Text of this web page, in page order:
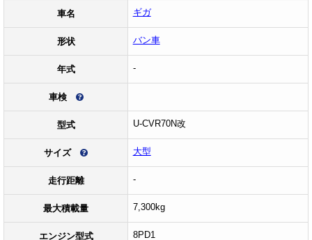
車名 ギガ
形状 バン車
年式 -
車検
型式 U-CVR70N改
サイズ 大型
走行距離 -
最大積載量 7,300kg
エンジン型式 8PD1